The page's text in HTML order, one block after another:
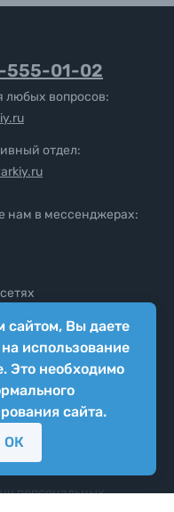
сайтом, Вы даете
использование
Это необходимо
сайта.
ОК
555-01-02
любых вопросов:
отдел:
нам в мессенджерах:
персональных